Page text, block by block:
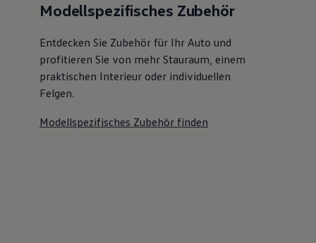
Modellspezifisches Zubehör
Entdecken Sie Zubehör für Ihr Auto und
profitieren Sie von mehr Stauraum, einem
praktischen Interieur oder individuellen
Felgen.
Modellspezifisches Zubehör finden